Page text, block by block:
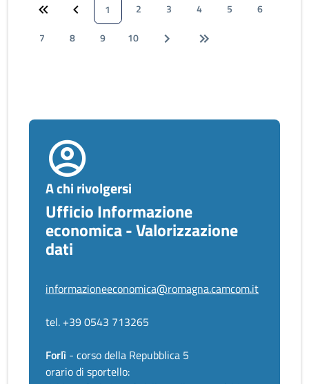
1 2 3 4 5
6
7
8 9 10
A chi rivolgersi
Ufficio Informazione
economica - Valorizzazione
dati
informazioneeconomica@romagna.camcom.it
tel. +39 0543 713265
Forlì - corso della Repubblica 5
orario di sportello: